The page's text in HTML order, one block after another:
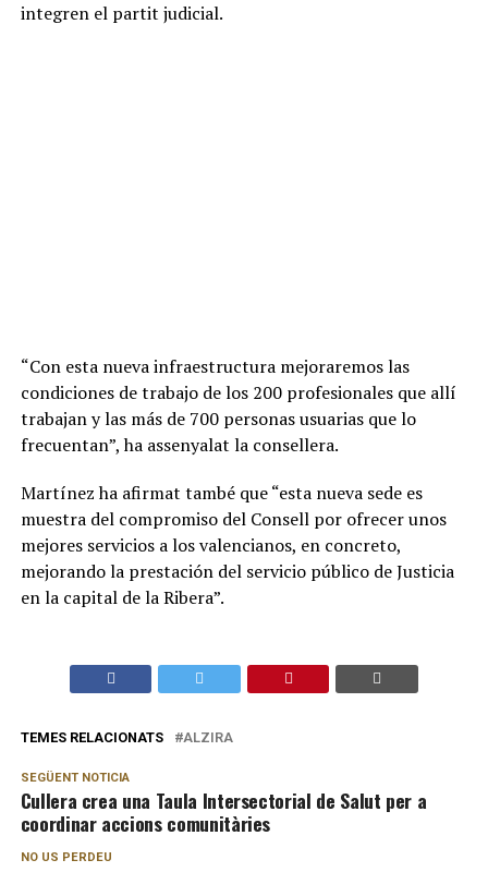
integren el partit judicial.
“Con esta nueva infraestructura mejoraremos las
condiciones de trabajo de los 200 profesionales que allí
trabajan y las más de 700 personas usuarias que lo
frecuentan”, ha assenyalat la consellera.
Martínez ha afirmat també que “esta nueva sede es
muestra del compromiso del Consell por ofrecer unos
mejores servicios a los valencianos, en concreto,
mejorando la prestación del servicio público de Justicia
en la capital de la Ribera”.
TEMES RELACIONATS ALZIRA
SEGÜENT NOTICIA
Cullera crea una Taula Intersectorial de Salut per a
coordinar accions comunitàries
NO US PERDEU